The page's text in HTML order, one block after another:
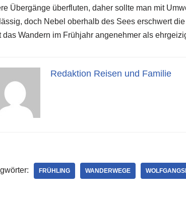
Übergänge überfluten, daher sollte man mit
doch Nebel oberhalb des Sees erschwert
das Wandern im Frühjahr angenehmer als
Redaktion Reisen und Familie
FRÜHLING WANDERWEGE